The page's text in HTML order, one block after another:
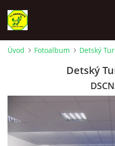
VYLOSOVANIE - SÚŤAŽNÝ
TJ RAKOVICE "A"
Úvod Fotoalbum Detský
Detský